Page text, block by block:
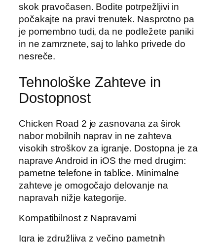
skok pravočasen. Bodite potrpežljivi in
počakajte na pravi trenutek. Nasprotno pa
je pomembno tudi, da ne podležete paniki
in ne zamrznete, saj to lahko privede do
nesreče.
Tehnološke Zahteve in
Dostopnost
Chicken Road 2 je zasnovana za širok
nabor mobilnih naprav in ne zahteva
visokih stroškov za igranje. Dostopna je za
naprave Android in iOS the med drugim:
pametne telefone in tablice. Minimalne
zahteve je omogočajo delovanje na
napravah nižje kategorije.
Kompatibilnost z Napravami
Igra je združljiva z večino pametnih